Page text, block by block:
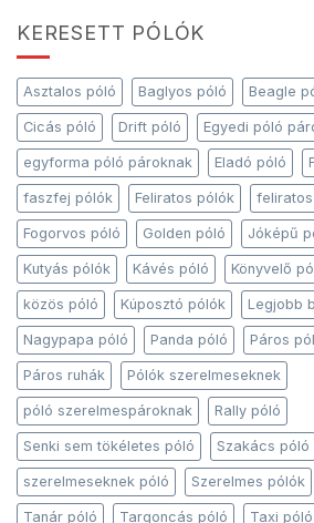
KERESETT PÓLÓK
Asztalos póló Baglyos póló Beagle
Cicás póló Drift póló Egyedi póló
egyforma póló pároknak Eladó póló
faszfej pólók Feliratos pólók
Fogorvos póló Golden póló Jóképű
Kutyás pólók Kávés póló Könyvelő
közös póló Kúposztó pólók Legjobb
Nagypapa póló Panda póló Páros
Páros ruhák Pólók szerelmeseknek
póló szerelmespároknak Rally póló
Senki sem tökéletes póló Szakács póló
szerelmeseknek póló Szerelmes pólók
Tanár póló Targoncás póló Taxi póló